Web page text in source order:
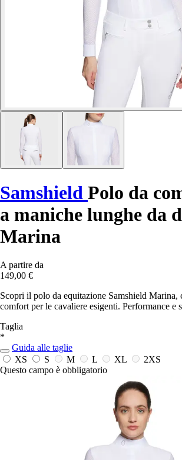
Samshield Polo da
a maniche lunghe da
Marina
A partire da
149,00 €
Scopri il polo da equitazione Samshield Marina,
comfort per le cavaliere esigenti. Performance e
Taglia
*
Guida alle taglie
XS
S M L XL
2XS
Questo campo è obbligatorio